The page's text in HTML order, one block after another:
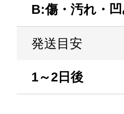
B:傷・汚れ・
発送目安
1～2日後